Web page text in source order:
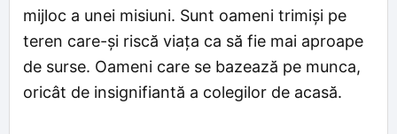
mijloc a unei misiuni. Sunt oameni trimiși pe
teren care-și riscă viața ca să fie mai aproape
de surse. Oameni care se bazează pe munca,
oricât de insignifiantă a colegilor de acasă.